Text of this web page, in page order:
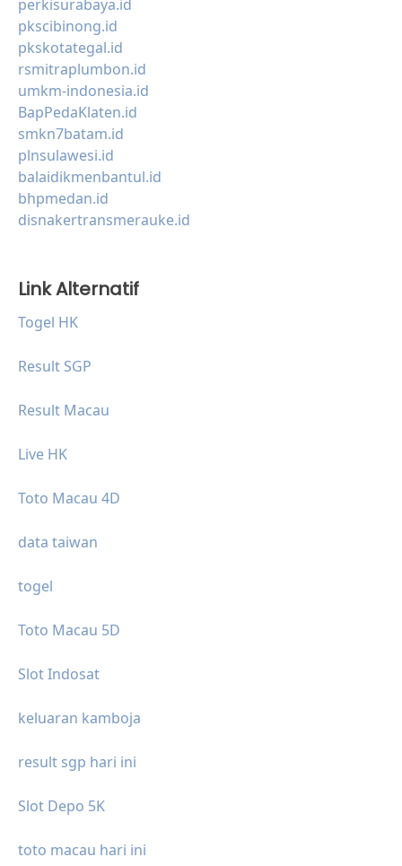
perkisurabaya.id
pkscibinong.id
pkskotategal.id
rsmitraplumbon.id
umkm-indonesia.id
BapPedaKlaten.id
smkn7batam.id
plnsulawesi.id
balaidikmenbantul.id
bhpmedan.id
disnakertransmerauke.id
Link Alternatif
Togel HK
Result SGP
Result Macau
Live HK
Toto Macau 4D
data taiwan
togel
Toto Macau 5D
Slot Indosat
keluaran kamboja
result sgp hari ini
Slot Depo 5K
toto macau hari ini